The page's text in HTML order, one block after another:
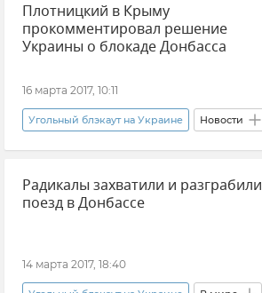
Плотницкий в Крыму
прокомментировал решение
Украины о блокаде Донбасса
16 марта 2017, 10:11
Угольный блэкаут на Украине Новости
Общество Ситуация на Украине
Радикалы захватили и разграбили
поезд в Донбассе
14 марта 2017, 18:40